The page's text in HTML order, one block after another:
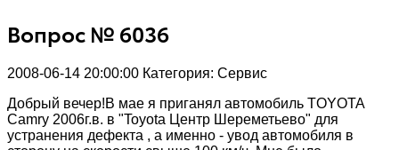
Вопрос № 6036
2008-06-14 20:00:00 Категория: Сервис
Добрый вечер!В мае я приганял автомобиль TOYOTA
Camry 2006г.в. в "Toyota Центр Шереметьево" для
устранения дефекта , а именно - увод автомобиля в